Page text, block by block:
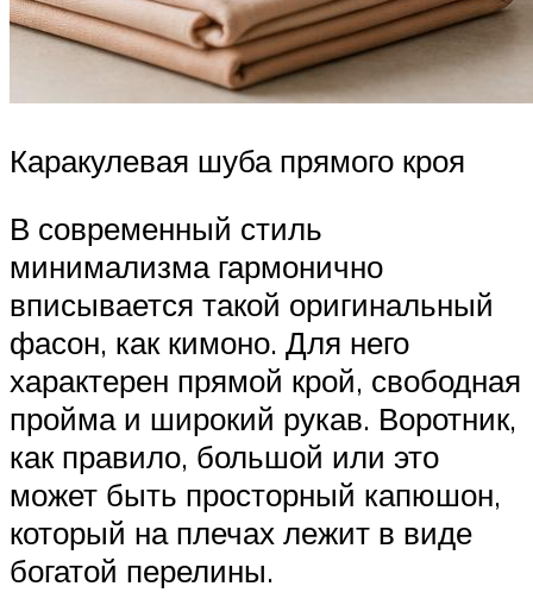
Каракулевая шуба прямого кроя
В современный стиль
минимализма гармонично
вписывается такой оригинальный
фасон, как кимоно. Для него
характерен прямой крой, свободная
пройма и широкий рукав. Воротник,
как правило, большой или это
может быть просторный капюшон,
который на плечах лежит в виде
богатой перелины.